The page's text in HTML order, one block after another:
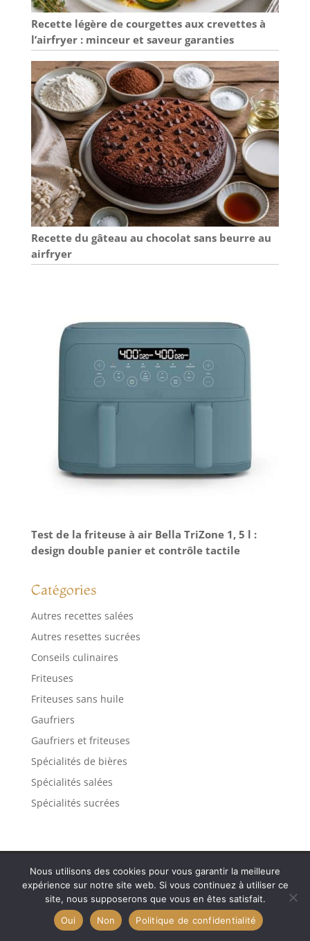
Recette légère de courgettes aux crevettes à
l’airfryer : minceur et saveur garanties
Recette du gâteau au chocolat sans beurre au
airfryer
Test de la friteuse à air Bella TriZone 1, 5 l :
design double panier et contrôle tactile
Catégories
Autres recettes salées
Autres resettes sucrées
Conseils culinaires
Friteuses
Friteuses sans huile
Gaufriers
Gaufriers et friteuses
Spécialités de bières
Spécialités salées
Spécialités sucrées
Contact Mentions légales
Plan de site
Politique de confidentialité
Tous droits réservés - Mentions légales-Plan de site
Nous utilisons des cookies pour vous garantir la meilleure
expérience sur notre site web. Si vous continuez à utiliser ce
site, nous supposerons que vous en êtes satisfait.
Oui
Non Politique de confidentialité